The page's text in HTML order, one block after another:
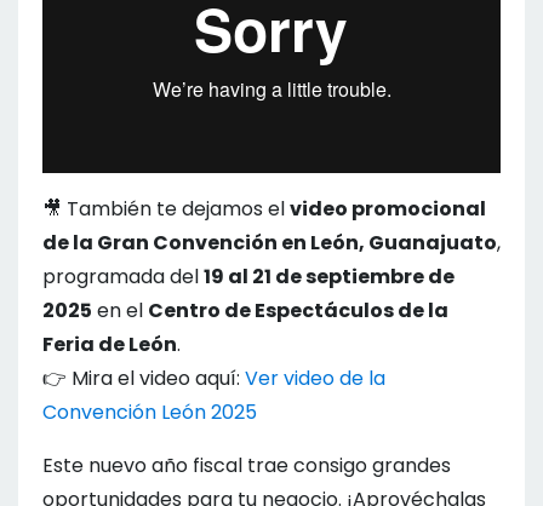
🎥 También te dejamos elvideo promocional
de la Gran Convención en León, Guanajuato,
programada del19 al 21 de septiembre de
2025 en el Centro de Espectáculos de la
Feria de León.
👉 Mira el video aquí: Ver video de la
Convención León 2025
Este nuevo año fiscal trae consigo grandes
oportunidades para tu negocio. ¡Aprovéchalas